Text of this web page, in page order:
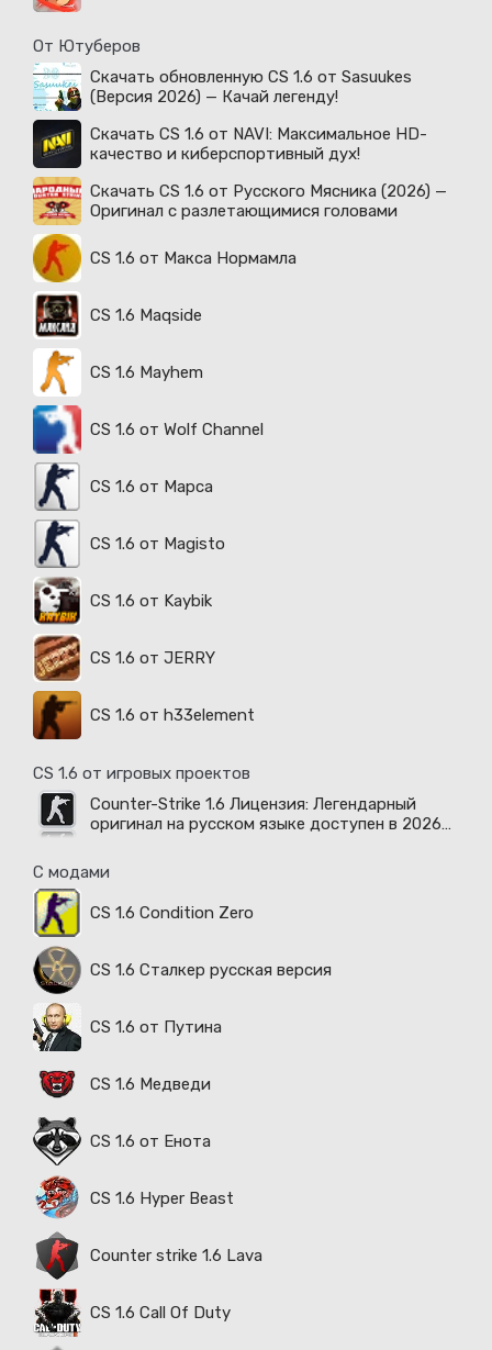
От Ютуберов
Скачать обновленную CS 1.6 от Sasuukes
(Версия 2026) — Качай легенду!
Скачать CS 1.6 от NAVI: Максимальное HD-
качество и киберспортивный дух!
Скачать CS 1.6 от Русского Мясника (2026) —
Оригинал с разлетающимися головами
CS 1.6 от Макса Нормамла
CS 1.6 Maqside
CS 1.6 Mayhem
CS 1.6 от Wolf Channel
CS 1.6 от Марса
CS 1.6 от Magisto
CS 1.6 от Kaybik
CS 1.6 от JERRY
CS 1.6 от h33element
CS 1.6 от игровых проектов
Counter-Strike 1.6 Лицензия: Легендарный
оригинал на русском языке доступен в 2026
С модами
CS 1.6 Condition Zero
CS 1.6 Сталкер русская версия
CS 1.6 от Путина
CS 1.6 Медведи
CS 1.6 от Енота
CS 1.6 Hyper Beast
Counter strike 1.6 Lava
CS 1.6 Call Of Duty